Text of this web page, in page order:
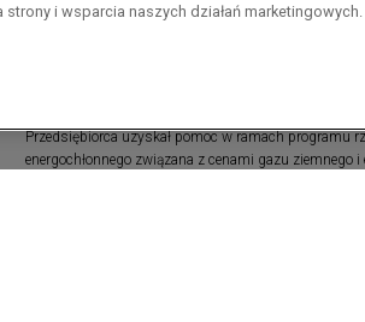
Przedsiębiorca uzyskał pomoc w ramach programu
energochłonnego związana z cenami gazu ziemnego
strony i wsparcia naszych działań marketingowych.